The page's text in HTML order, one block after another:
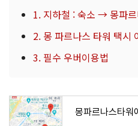
1. 지하철 : 숙소 → 몽파
2. 몽 파르나스 타워 택시
3. 필수 우버이용법